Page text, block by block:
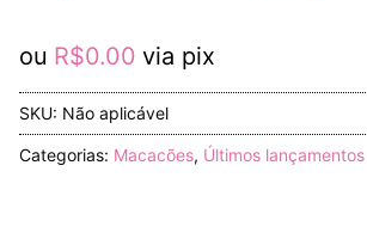
ou R$0.00 via pix
SKU: Não aplicável
Categorias: Macacões, Últimos lançamentos